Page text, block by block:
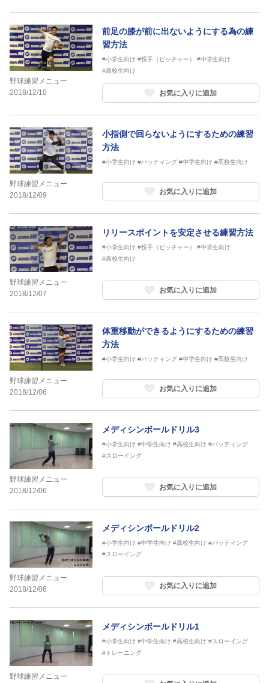
野球練習メニュー
2018/12/10
前足の膝が前に出ないようにする為の練
習方法
#小学生向け #投手（ピッチャー）
#中学生向け
#高校生向け
お気に入りに追加
野球練習メニュー
2018/12/09
小指側で回らないようにするための練習
方法
#小学生向け #バッティング #中学生向け #高校生向け
お気に入りに追加
野球練習メニュー
2018/12/07
リリースポイントを安定させる練習方法
#小学生向け #投手（ピッチャー）
#中学生向け
#高校生向け
お気に入りに追加
野球練習メニュー
2018/12/06
体重移動ができるようにするための練習
方法
#小学生向け #バッティング #中学生向け #高校生向け
お気に入りに追加
野球練習メニュー
2018/12/06
メディシンボールドリル3
#小学生向け #中学生向け #高校生向け #バッティング
#スローイング
お気に入りに追加
野球練習メニュー
2018/12/06
メディシンボールドリル2
#小学生向け #中学生向け #高校生向け #バッティング
#スローイング
お気に入りに追加
野球練習メニュー
メディシンボールドリル1
#小学生向け #中学生向け #高校生向け #スローイング
#トレーニング